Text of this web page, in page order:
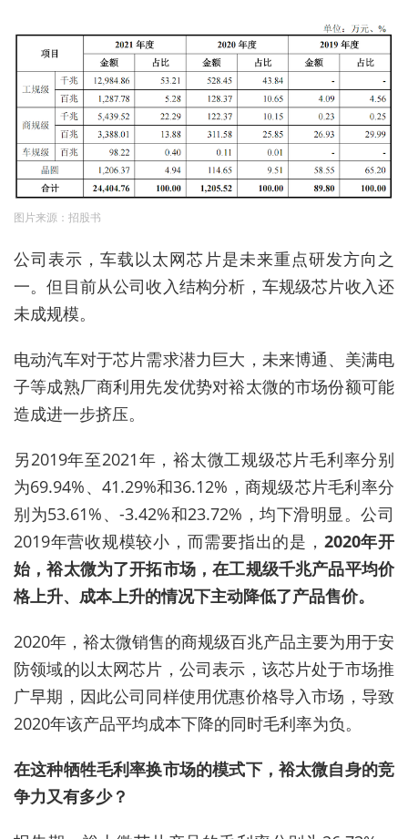
图片来源：招股书
公司表示，车载以太网芯片是未来重点研发方向之
一。但目前从公司收入结构分析 ， 车规级芯片收入还
未成规模。
电动汽车对于芯片需求潜力巨大，未来博通、美满电
子等成熟厂商利用先发优势对裕太微的市场份额可能
造成进一步挤压。
另2019年至2021年，裕太微工规级芯片毛利率分别
为69.94%、41.29%和36.12%，商规级芯片毛利率分
别为53.61%、-3.42%和23.72%，均下滑明显。公司
2019年营收规模较小，而需要指出的是 ， 2020年开
始，裕太微为了开拓市场，在工规级千兆产品平均价
格上升、成本上升的情况下主动降低了产品售价。
2020年，裕太微销售的商规级百兆产品主要为用于安
防领域的以太网芯片，公司表示，该芯片处于市场推
广早期，因此公司同样使用优惠价格导入市场，导致
2020年该产品平均成本下降的同时毛利率为负。
在这种牺牲毛利率换市场的模式下，裕太微自身的竞
争力又有多少？